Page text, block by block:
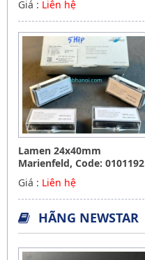
Giá : Liên hệ
Lamen 24x40mm
Marienfeld, Code: 0101192
Giá : Liên hệ
HÃNG NEWSTAR